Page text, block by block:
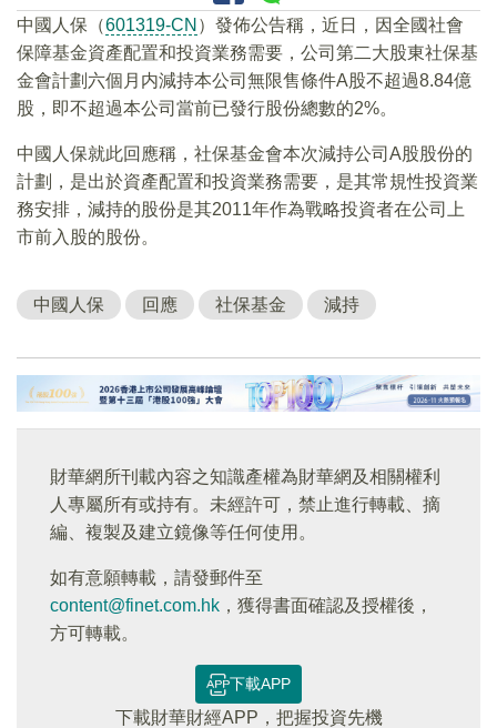
中國人保（601319-CN ）發佈公告稱，近日，因全國社會
保障基金資產配置和投資業務需要，公司第二大股東社保基
金會計劃六個月内減持本公司無限售條件A股不超過8.84億
股，即不超過本公司當前已發行股份總數的2%。
中國人保就此回應稱，社保基金會本次減持公司A股股份的
計劃，是出於資產配置和投資業務需要，是其常規性投資業
務安排，減持的股份是其2011年作為戰略投資者在公司上
市前入股的股份。
中國人保 回應 社保基金 減持
財華網所刊載內容之知識產權為財華網及相關權利
人專屬所有或持有。未經許可，禁止進行轉載、摘
編、複製及建立鏡像等任何使用。
如有意願轉載，請發郵件至
content@finet.com.hk ，獲得書面確認及授權後，
方可轉載。
下載APP
下載財華財經APP，把握投資先機